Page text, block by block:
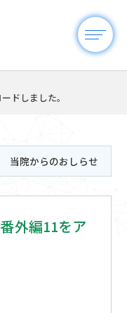
ドしました。
当院からのおしらせ
外編11をア